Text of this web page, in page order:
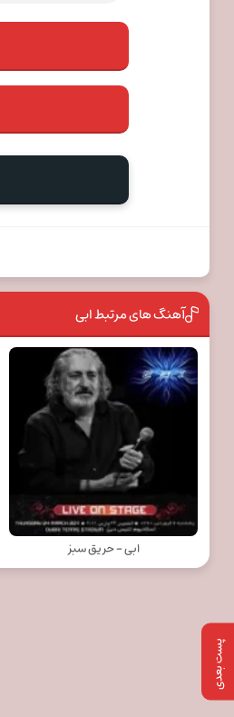
پست بعدی
آهنگ های مرتبط ابی
ابی - حریق سبز